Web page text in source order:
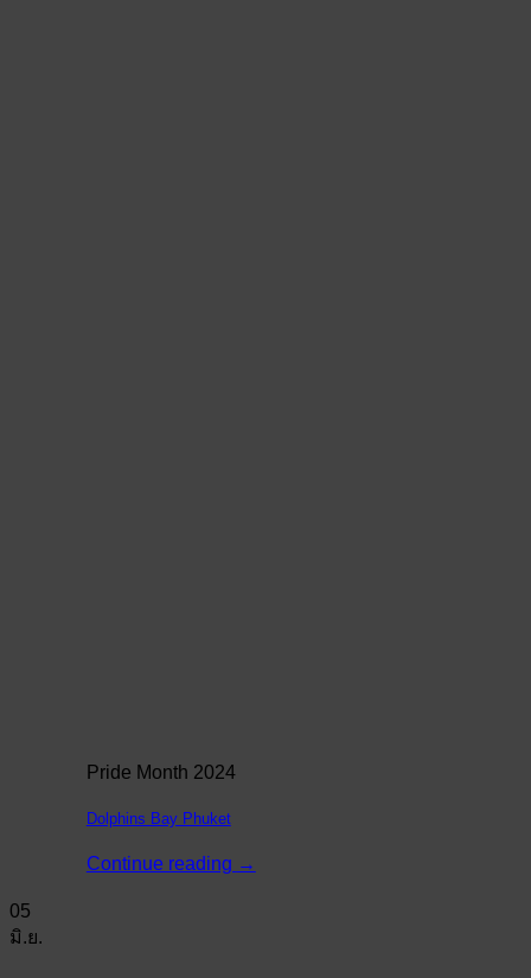
Pride Month 2024
Dolphins Bay Phuket
Continue reading →
05
มิ.ย.